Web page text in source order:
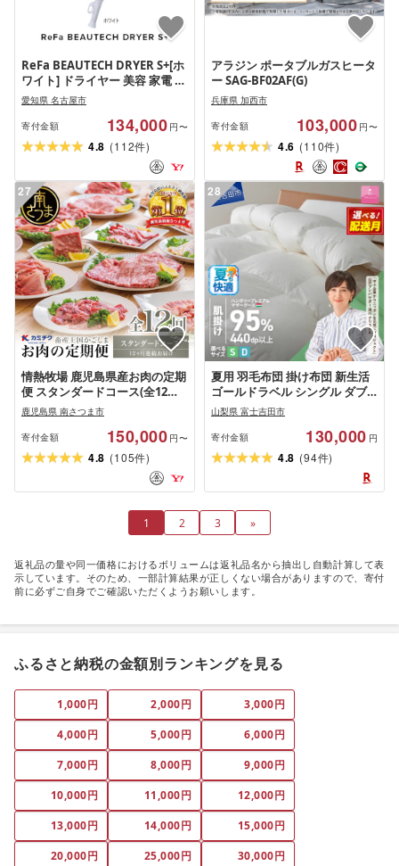
ReFa BEAUTECH DRYER S+[ホ
ワイト] ドライヤー 美容 家電 ド
ライヤー リファ
愛知県 名古屋市
寄付金額 134,000 円〜
4.8 (112件)
アラジン ポータブルガスヒータ
ー SAG-BF02AF(G)
兵庫県 加西市
寄付金額 103,000 円〜
4.6 (110件)
27
情熱牧場 鹿児島県産お肉の定期
便 スタンダードコース(全12回)
お肉 ステーキ すき焼き しゃぶ
しゃぶ A5等級 黒毛和牛 牛肉 豚
肉 焼肉 定期便 冷凍
鹿児島県 南さつま市
寄付金額 150,000 円〜
4.8 (105件)
28
夏用 羽毛布団 掛け布団 新生活
ゴールドラベル シングル ダブ
ル サイズが選べる 日本製 肌掛
け ホワイト ハンガリープレミ
アムマザーグースダウン95% お
任せカバー付き 布団カバー 寝
具 布団 国産 ダウンケット [甲州
山梨県 富士吉田市
寄付金額 130,000 円
4.8 (94件)
1 2 3 »
返礼品の量や同一価格におけるボリュームは返礼品名から抽出し自動計算して表
示しています。そのため、一部計算結果が正しくない場合がありますので、寄付
前に必ずご自身でご確認いただくようお願いします。
ふるさと納税の金額別ランキングを見る
1,000円 2,000円
3,000円
4,000円
5,000円
6,000円
7,000円
8,000円
9,000円
10,000円
11,000円
12,000円
13,000円
14,000円
15,000円
20,000円
25,000円
30,000円